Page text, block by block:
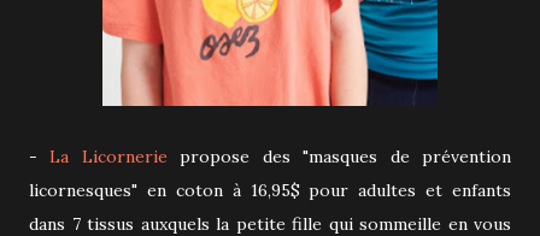
-La Licornerie propose des "masques de prévention
licornesques" en coton à 16,95$ pour adultes et enfants
dans 7 tissus auxquels la petite fille qui sommeille en vous